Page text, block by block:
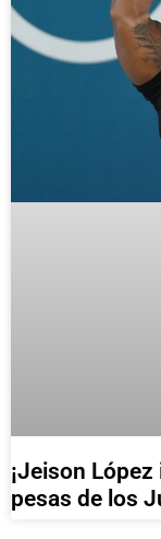
¡Jeison
pesas de los